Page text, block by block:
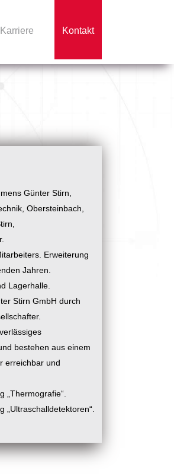
Karriere Kontakt
Günter Stirn,
Obersteinbach,
Erweiterung
Jahren.
Lagerhalle.
Stirn GmbH durch
bestehen aus einem
erreichbar und
„Thermografie“.
„Ultraschalldetektoren“.